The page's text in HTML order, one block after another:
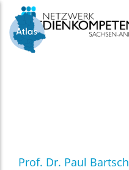
Skip
content
Prof. Dr. Paul Bartsch